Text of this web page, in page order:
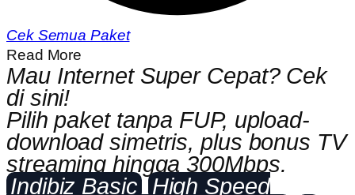
Cek Semua Paket
Read More
Mau Internet Super Cepat? Cek
di sini!
Pilih paket tanpa FUP, upload-
download simetris, plus bonus TV
streaming hingga 300Mbps.
Indibiz Basic
High Speed